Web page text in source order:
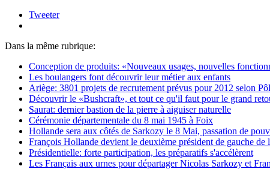
Tweeter
Dans la même rubrique:
Conception de produits: «Nouveaux usages, nouvelles
Les boulangers font découvrir leur métier aux enfants
Ariège: 3801 projets de recrutement prévus pour 2012 selon
Découvrir le «Bushcraft», et tout ce qu'il faut pour le grand
Saurat: dernier bastion de la pierre à aiguiser naturelle
Cérémonie départementale du 8 mai 1945 à Foix
Hollande sera aux côtés de Sarkozy le 8 Mai, passation de
François Hollande devient le deuxième président de gauche de
Présidentielle: forte participation, les préparatifs s'accélèrent
Les Français aux urnes pour départager Nicolas Sarkozy et